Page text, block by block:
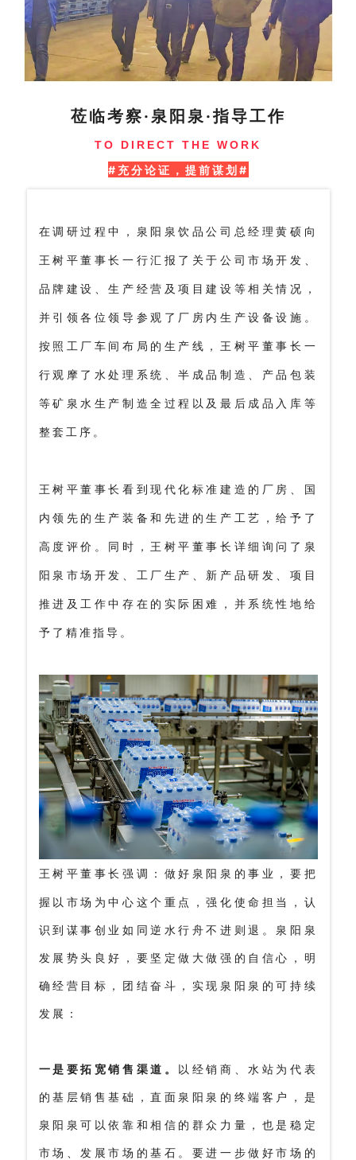
莅临考察·泉阳泉·指导工作
TO DIRECT THE WORK
#充分论证，提前谋划#
在调研过程中，泉阳泉饮品公司总经理黄硕向
王树平董事长一行汇报了关于公司市场开发、
品牌建设、生产经营及项目建设等相关情况，
并引领各位领导参观了厂房内生产设备设施。
按照工厂车间布局的生产线，王树平董事长一
行观摩了水处理系统、半成品制造、产品包装
等矿泉水生产制造全过程以及最后成品入库等
整套工序。
王树平董事长看到现代化标准建造的厂房、国
内领先的生产装备和先进的生产工艺，给予了
高度评价。同时，王树平董事长详细询问了泉
阳泉市场开发、工厂生产、新产品研发、项目
推进及工作中存在的实际困难，并系统性地给
予了精准指导。
王树平董事长强调： 做好泉阳泉的事业，要把
握以市场为中心这个重点，强化使命担当，认
识到谋事创业如同逆水行舟不进则退。泉阳泉
发展势头良好，要坚定做大做强的自信心，明
确经营目标，团结奋斗，实现泉阳泉的可持续
发展 ：
一是要拓宽销售渠道。 以经销商、水站为代表
的基层销售基础，直面泉阳泉的终端客户，是
泉阳泉可以依靠和相信的群众力量，也是稳定
市场、发展市场的基石。要进一步做好市场的